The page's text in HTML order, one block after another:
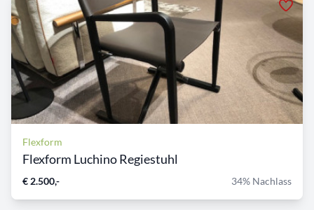
Flexform
Flexform Luchino Regiestuhl
€ 2.500,- 34% Nachlass